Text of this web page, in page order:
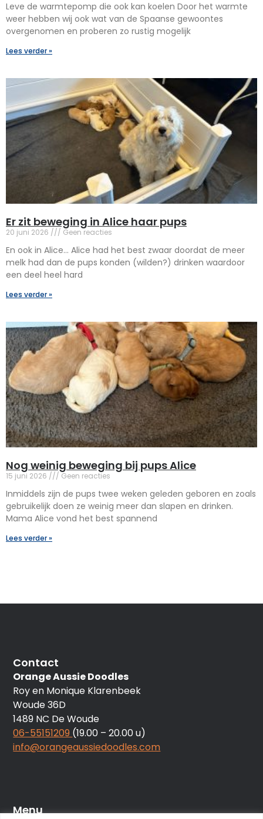
Leve de warmtepomp die ook kan koelen Door het warmte
weer hebben wij ook wat van de Spaanse gewoontes
overgenomen en proberen zo rustig mogelijk
Lees verder »
Er zit beweging in Alice haar pups
20 juni 2026 Geen reacties
En ook in Alice… Alice had het best zwaar doordat de meer
melk had dan de pups konden (wilden?) drinken waardoor
een deel heel hard
Lees verder »
Nog weinig beweging bij pups Alice
15 juni 2026 Geen reacties
Inmiddels zijn de pups twee weken geleden geboren en zoals
gebruikelijk doen ze weinig meer dan slapen en drinken.
Mama Alice vond het best spannend
Lees verder »
Contact
Orange Aussie Doodles
Roy en Monique Klarenbeek
Woude 36D
1489 NC De Woude
06-55151209 (19.00 – 20.00 u)
info@orangeaussiedoodles.com
Menu